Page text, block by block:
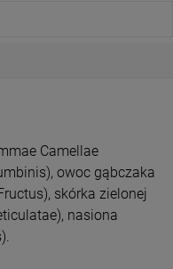
Camellae
owoc gąbczaka
skórka zielonej
nasiona